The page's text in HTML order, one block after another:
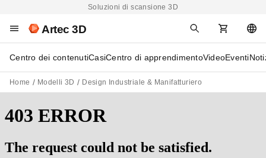
Soluzioni di scansione 3D
Artec 3D
Centro dei contenutiCasiCentro di apprendimentoVideoEventi
Home Modelli 3D Design Industriale & Manifatturiero